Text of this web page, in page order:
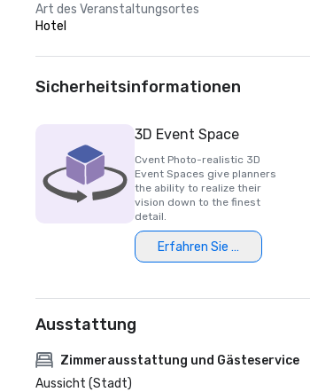
Art des Veranstaltungsortes
Hotel
Sicherheitsinformationen
3D Event Space
Cvent Photo-realistic 3D
Event Spaces give planners
the ability to realize their
vision down to the finest
detail.
Erfahren Sie mehr
Ausstattung
Zimmerausstattung und Gästeservice
Aussicht (Stadt)